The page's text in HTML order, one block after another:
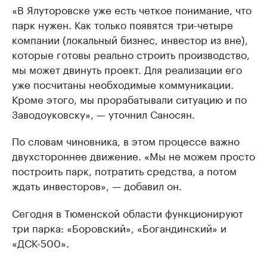
«В Ялуторовске уже есть четкое понимание, что
парк нужен. Как только появятся три-четыре
компании (локальный бизнес, инвестор из вне),
которые готовы реально строить производство,
мы может двинуть проект. Для реализации его
уже посчитаны необходимые коммуникации.
Кроме этого, мы прорабатывали ситуацию и по
Заводоуковску», — уточнил Саносян.
По словам чиновника, в этом процессе важно
двухстороннее движение. «Мы не можем просто
построить парк, потратить средства, а потом
ждать инвесторов», — добавил он.
Сегодня в Тюменской области функционируют
три парка: «Боровский», «Богандинский» и
«ДСК-500».